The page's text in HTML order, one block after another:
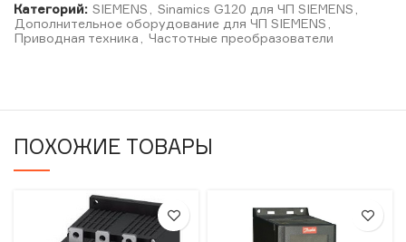
Категорий: SIEMENS Sinamics G120 для ЧП SIEMENS
Дополнительное оборудование для ЧП SIEMENS
Приводная техника
Частотные преобразователи
ПОХОЖИЕ ТОВАРЫ